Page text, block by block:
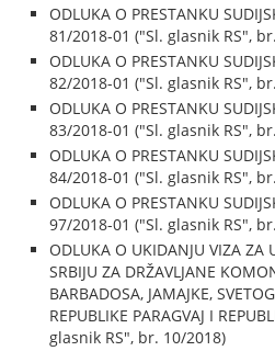
ODLUKA O PRESTANKU
81/2018-01 ("Sl. glasnik RS",
ODLUKA O PRESTANKU
82/2018-01 ("Sl. glasnik RS",
ODLUKA O PRESTANKU
83/2018-01 ("Sl. glasnik RS",
ODLUKA O PRESTANKU
84/2018-01 ("Sl. glasnik RS",
ODLUKA O PRESTANKU
97/2018-01 ("Sl. glasnik RS",
ODLUKA O UKIDANJU VIZA ZA
SRBIJU ZA DRŽAVLJANE
BARBADOSA, JAMAJKE,
REPUBLIKE PARAGVAJ I
glasnik RS", br. 10/2018)